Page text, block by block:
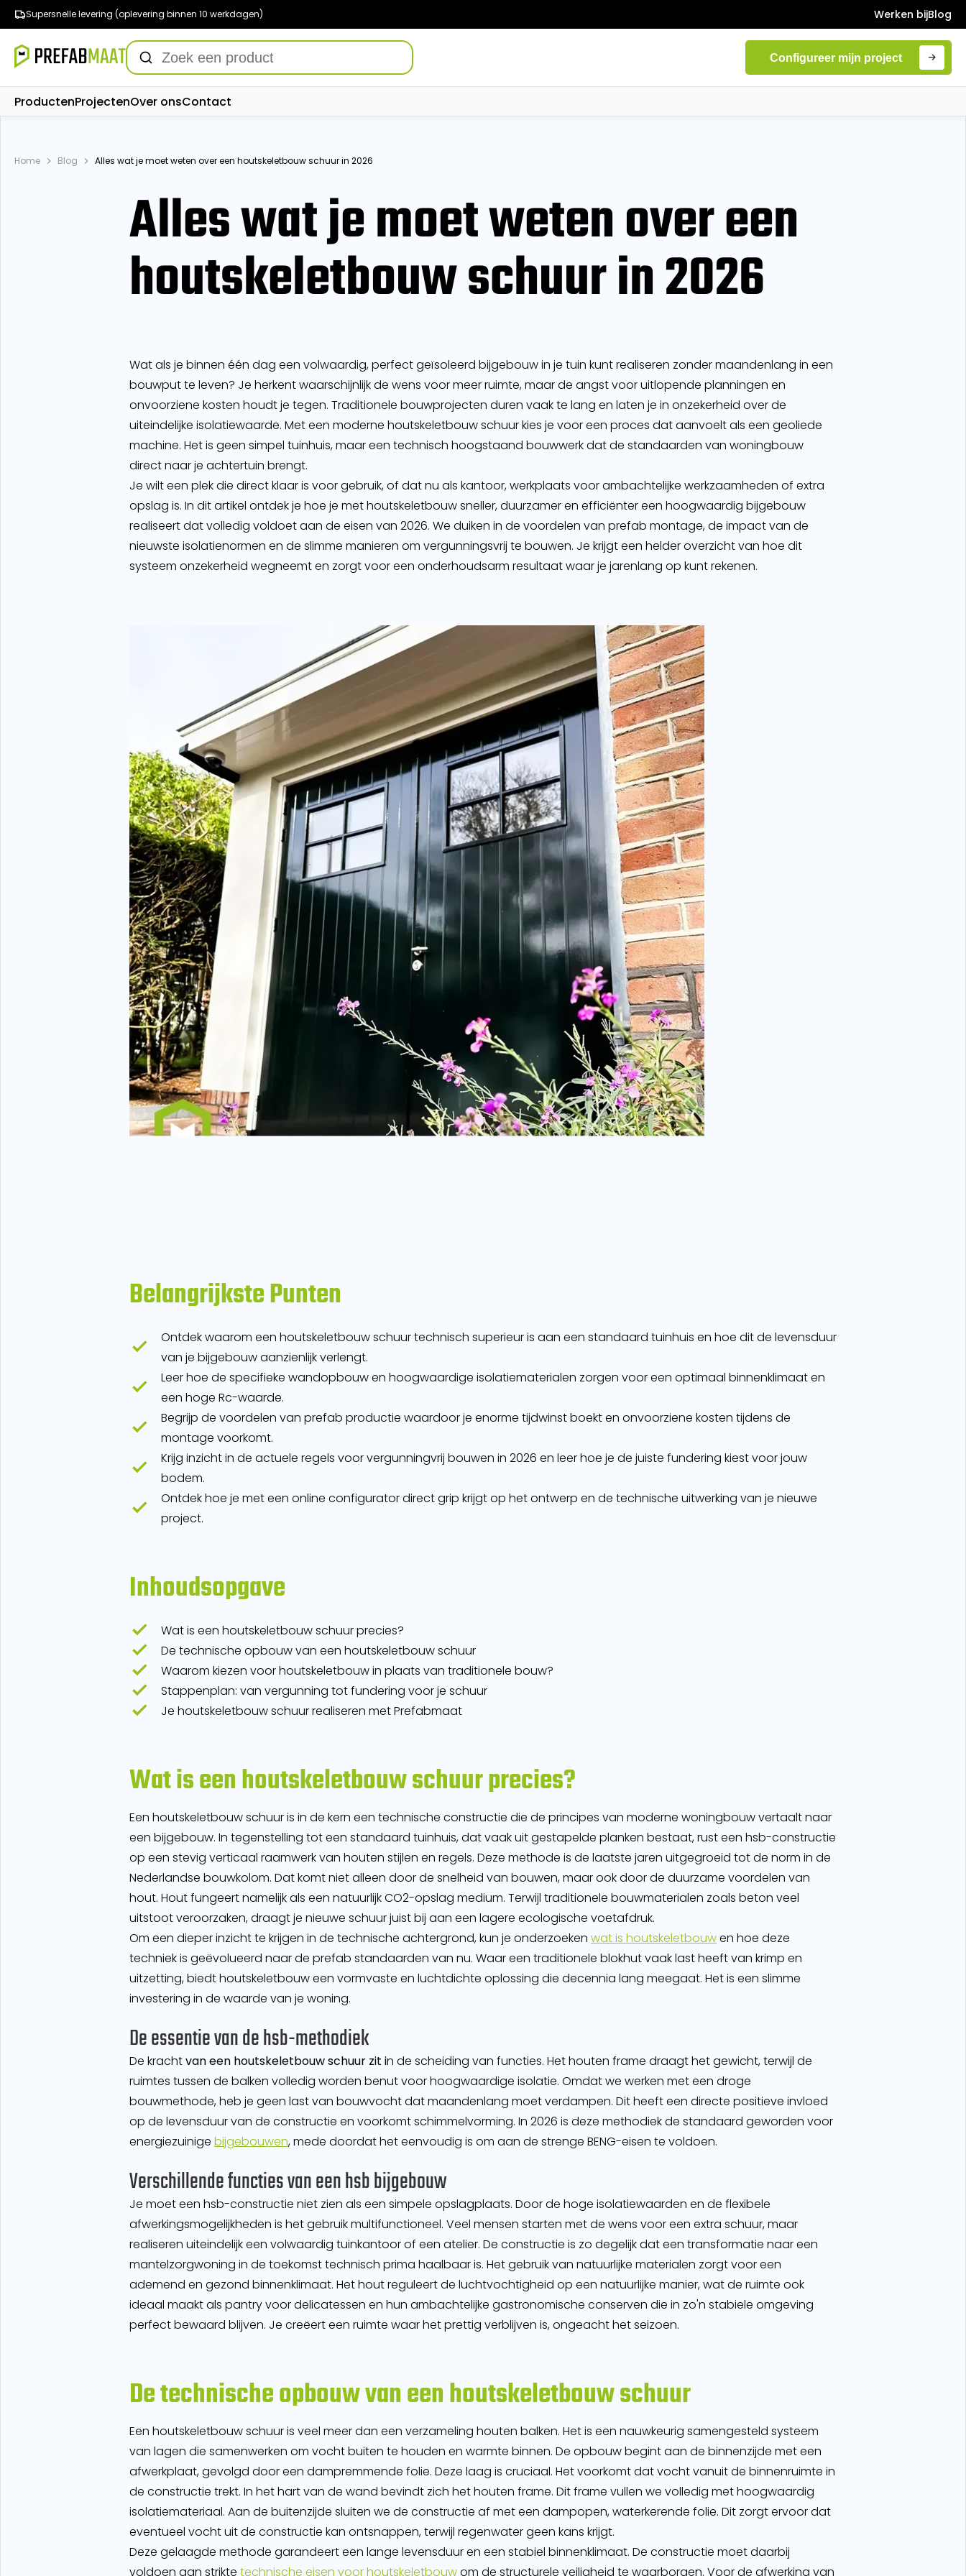
Supersnelle levering (oplevering binnen 10 werkdagen) Werken bijBlog
Configureer mijn project
ProductenProjectenOver onsContact
Home Blog Alles wat je moet weten over een houtskeletbouw schuur in 2026
Alles wat je moet weten over een
houtskeletbouw schuur in 2026
Wat als je binnen één dag een volwaardig, perfect geïsoleerd bijgebouw in je tuin kunt realiseren zonder maandenlang in een
bouwput te leven? Je herkent waarschijnlijk de wens voor meer ruimte, maar de angst voor uitlopende planningen en
onvoorziene kosten houdt je tegen. Traditionele bouwprojecten duren vaak te lang en laten je in onzekerheid over de
uiteindelijke isolatiewaarde. Met een moderne houtskeletbouw schuur kies je voor een proces dat aanvoelt als een geoliede
machine. Het is geen simpel tuinhuis, maar een technisch hoogstaand bouwwerk dat de standaarden van woningbouw
direct naar je achtertuin brengt.
Je wilt een plek die direct klaar is voor gebruik, of dat nu als kantoor, werkplaats voor ambachtelijke werkzaamheden of extra
opslag is. In dit artikel ontdek je hoe je met houtskeletbouw sneller, duurzamer en efficiënter een hoogwaardig bijgebouw
realiseert dat volledig voldoet aan de eisen van 2026. We duiken in de voordelen van prefab montage, de impact van de
nieuwste isolatienormen en de slimme manieren om vergunningsvrij te bouwen. Je krijgt een helder overzicht van hoe dit
systeem onzekerheid wegneemt en zorgt voor een onderhoudsarm resultaat waar je jarenlang op kunt rekenen.
Belangrijkste Punten
Ontdek waarom een houtskeletbouw schuur technisch superieur is aan een standaard tuinhuis en hoe dit de levensduur
van je bijgebouw aanzienlijk verlengt.
Leer hoe de specifieke wandopbouw en hoogwaardige isolatiematerialen zorgen voor een optimaal binnenklimaat en
een hoge Rc-waarde.
Begrijp de voordelen van prefab productie waardoor je enorme tijdwinst boekt en onvoorziene kosten tijdens de
montage voorkomt.
Krijg inzicht in de actuele regels voor vergunningvrij bouwen in 2026 en leer hoe je de juiste fundering kiest voor jouw
bodem.
Ontdek hoe je met een online configurator direct grip krijgt op het ontwerp en de technische uitwerking van je nieuwe
project.
Inhoudsopgave
Wat is een houtskeletbouw schuur precies?
De technische opbouw van een houtskeletbouw schuur
Waarom kiezen voor houtskeletbouw in plaats van traditionele bouw?
Stappenplan: van vergunning tot fundering voor je schuur
Je houtskeletbouw schuur realiseren met Prefabmaat
Wat is een houtskeletbouw schuur precies?
Een houtskeletbouw schuur is in de kern een technische constructie die de principes van moderne woningbouw vertaalt naar
een bijgebouw. In tegenstelling tot een standaard tuinhuis, dat vaak uit gestapelde planken bestaat, rust een hsb-constructie
op een stevig verticaal raamwerk van houten stijlen en regels. Deze methode is de laatste jaren uitgegroeid tot de norm in de
Nederlandse bouwkolom. Dat komt niet alleen door de snelheid van bouwen, maar ook door de duurzame voordelen van
hout. Hout fungeert namelijk als een natuurlijk CO2-opslag medium. Terwijl traditionele bouwmaterialen zoals beton veel
uitstoot veroorzaken, draagt je nieuwe schuur juist bij aan een lagere ecologische voetafdruk.
Om een dieper inzicht te krijgen in de technische achtergrond, kun je onderzoeken wat is houtskeletbouwen hoe deze
techniek is geëvolueerd naar de prefab standaarden van nu. Waar een traditionele blokhut vaak last heeft van krimp en
uitzetting, biedt houtskeletbouw een vormvaste en luchtdichte oplossing die decennia lang meegaat. Het is een slimme
investering in de waarde van je woning.
De essentie van de hsb-methodiek
De krachtvan een houtskeletbouw schuur zit in de scheiding van functies. Het houten frame draagt het gewicht, terwijl de
ruimtes tussen de balken volledig worden benut voor hoogwaardige isolatie. Omdat we werken met een droge
bouwmethode, heb je geen last van bouwvocht dat maandenlang moet verdampen. Dit heeft een directe positieve invloed
op de levensduur van de constructie en voorkomt schimmelvorming. In 2026 is deze methodiek de standaard geworden voor
energiezuinige bijgebouwen, mede doordat het eenvoudig is om aan de strenge BENG-eisen te voldoen.
Verschillende functies van een hsb bijgebouw
Je moet een hsb-constructie niet zien als een simpele opslagplaats. Door de hoge isolatiewaarden en de flexibele
afwerkingsmogelijkheden is het gebruik multifunctioneel. Veel mensen starten met de wens voor een extra schuur, maar
realiseren uiteindelijk een volwaardig tuinkantoor of een atelier. De constructie is zo degelijk dat een transformatie naar een
mantelzorgwoning in de toekomst technisch prima haalbaar is. Het gebruik van natuurlijke materialen zorgt voor een
ademend en gezond binnenklimaat. Het hout reguleert de luchtvochtigheid op een natuurlijke manier, wat de ruimte ook
ideaal maakt als pantry voor delicatessen en hun ambachtelijke gastronomische conserven die in zo'n stabiele omgeving
perfect bewaard blijven. Je creëert een ruimte waar het prettig verblijven is, ongeacht het seizoen.
De technische opbouw van een houtskeletbouw schuur
Een houtskeletbouw schuur is veel meer dan een verzameling houten balken. Het is een nauwkeurig samengesteld systeem
van lagen die samenwerken om vocht buiten te houden en warmte binnen. De opbouw begint aan de binnenzijde met een
afwerkplaat, gevolgd door een dampremmende folie. Deze laag is cruciaal. Het voorkomt dat vocht vanuit de binnenruimte in
de constructie trekt. In het hart van de wand bevindt zich het houten frame. Dit frame vullen we volledig met hoogwaardig
isolatiemateriaal. Aan de buitenzijde sluiten we de constructie af met een dampopen, waterkerende folie. Dit zorgt ervoor dat
eventueel vocht uit de constructie kan ontsnappen, terwijl regenwater geen kans krijgt.
Deze gelaagde methode garandeert een lange levensduur en een stabiel binnenklimaat. De constructie moet daarbij
voldoen aan strikte technische eisen voor houtskeletbouwom de structurele veiligheid te waarborgen. Voor de afwerking van